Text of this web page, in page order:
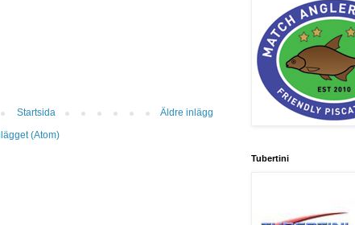
Äldre inlägg
Startsida
(Atom)
Tubertini